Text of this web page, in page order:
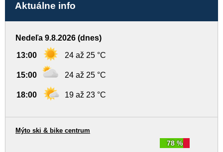
Aktuálne info
Nedeľa 9.8.2026 (dnes)
13:00 24 až 25 °C
15:00 24 až 25 °C
18:00 19 až 23 °C
78 %
Mýto ski & bike centrum